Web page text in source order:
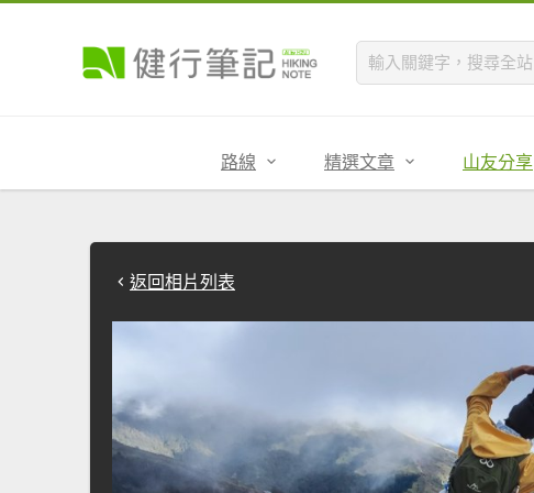
路線 精選文章 山友分享
返回相片列表